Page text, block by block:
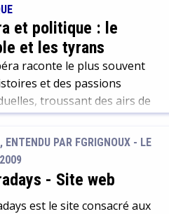
et politique : le
et les tyrans
raconte le plus souvent
et des passions
troussant des airs de
pour héros en plein
il arrive que dans le
des ces destins singuliers,
entendre par la voix du
cet autre personnage qu'est
» lorsqu'il fait irruption
ENTENDU PAR FGRIGNOUX - LE
- Site web
est le site consacré aux